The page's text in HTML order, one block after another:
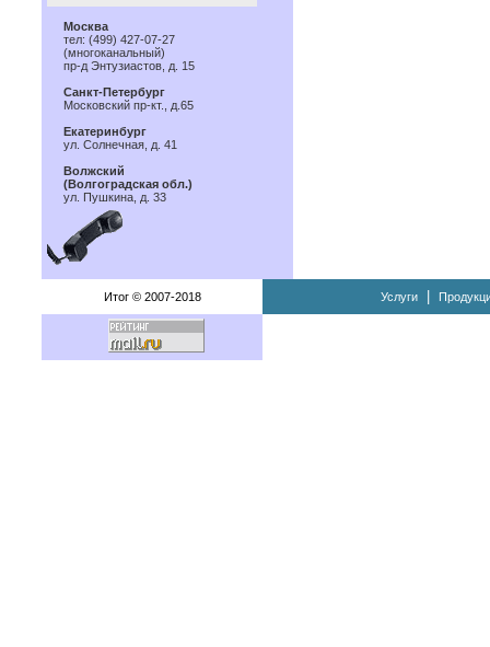
Москва
тел: (499) 427-07-27
(многоканальный)
пр-д Энтузиастов, д. 15
Санкт-Петербург
Московский пр-кт., д.65
Екатеринбург
ул. Солнечная, д. 41
Волжский
(Волгоградская обл.)
ул. Пушкина, д. 33
Итог © 2007-2018 Услуги